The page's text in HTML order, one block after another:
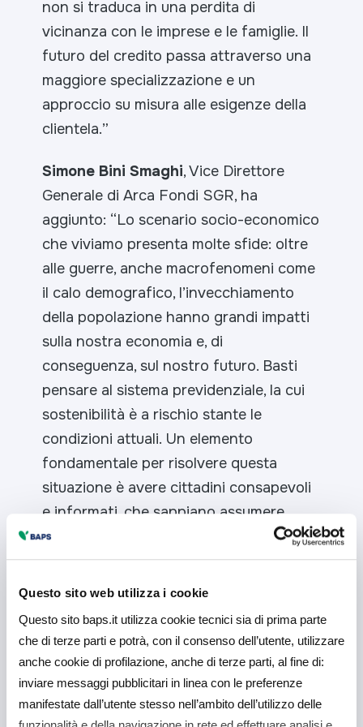
Questo sito web utilizza i cookie
Questo sito baps.it utilizza cookie tecnici sia di prima parte
che di terze parti e potrà, con il consenso dell’utente, utilizzare
anche cookie di profilazione, anche di terze parti, al fine di:
inviare messaggi pubblicitari in linea con le preferenze
manifestate dall’utente stesso nell’ambito dell’utilizzo delle
non si traduca in una perdita di
vicinanza con le imprese e le famiglie. Il
futuro del credito passa attraverso una
maggiore specializzazione e un
approccio su misura alle esigenze della
clientela.”
Simone Bini Smaghi, Vice Direttore
Generale di Arca Fondi SGR, ha
aggiunto: “Lo scenario socio-economico
che viviamo presenta molte sfide: oltre
alle guerre, anche macrofenomeni come
il calo demografico, l’invecchiamento
della popolazione hanno grandi impatti
sulla nostra economia e, di
conseguenza, sul nostro futuro. Basti
pensare al sistema previdenziale, la cui
sostenibilità è a rischio stante le
condizioni attuali. Un elemento
fondamentale per risolvere questa
situazione è avere cittadini consapevoli
e informati, che sappiano assumere
scelte responsabili e lungimiranti,
nell’interesse loro e di tutta la comunità.
Ed è per questo che Arca Fondi SGR è
di BAPR, in questa importante iniziativa,
che coinvolge personalità di spicco della
vita economica del nostro Paese”.